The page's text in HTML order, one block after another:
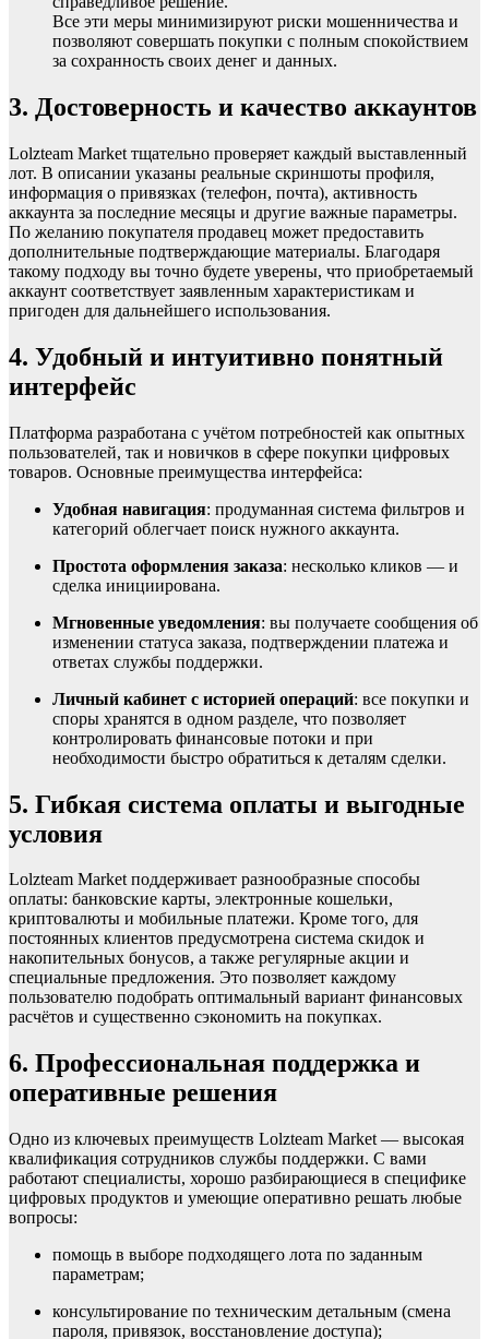
Все эти меры минимизируют риски мошенничества и
позволяют совершать покупки с полным спокойствием
за сохранность своих денег и данных.
3. Достоверность и качество аккаунтов
Lolzteam Market тщательно проверяет каждый выставленный
лот. В описании указаны реальные скриншоты профиля,
информация о привязках (телефон, почта), активность
аккаунта за последние месяцы и другие важные параметры.
По желанию покупателя продавец может предоставить
дополнительные подтверждающие материалы. Благодаря
такому подходу вы точно будете уверены, что приобретаемый
аккаунт соответствует заявленным характеристикам и
пригоден для дальнейшего использования.
4. Удобный и интуитивно понятный
интерфейс
Платформа разработана с учётом потребностей как опытных
пользователей, так и новичков в сфере покупки цифровых
товаров. Основные преимущества интерфейса:
Удобная навигация: продуманная система фильтров и
категорий облегчает поиск нужного аккаунта.
Простота оформления заказа: несколько кликов — и
сделка инициирована.
Мгновенные уведомления: вы получаете сообщения об
изменении статуса заказа, подтверждении платежа и
ответах службы поддержки.
Личный кабинет с историей операций: все покупки и
споры хранятся в одном разделе, что позволяет
контролировать финансовые потоки и при
необходимости быстро обратиться к деталям сделки.
5. Гибкая система оплаты и выгодные
условия
Lolzteam Market поддерживает разнообразные способы
оплаты: банковские карты, электронные кошельки,
криптовалюты и мобильные платежи. Кроме того, для
постоянных клиентов предусмотрена система скидок и
накопительных бонусов, а также регулярные акции и
специальные предложения. Это позволяет каждому
пользователю подобрать оптимальный вариант финансовых
расчётов и существенно сэкономить на покупках.
6. Профессиональная поддержка и
оперативные решения
Одно из ключевых преимуществ Lolzteam Market — высокая
квалификация сотрудников службы поддержки. С вами
работают специалисты, хорошо разбирающиеся в специфике
цифровых продуктов и умеющие оперативно решать любые
вопросы:
помощь в выборе подходящего лота по заданным
параметрам;
консультирование по техническим детальным (смена
пароля, привязок, восстановление доступа);